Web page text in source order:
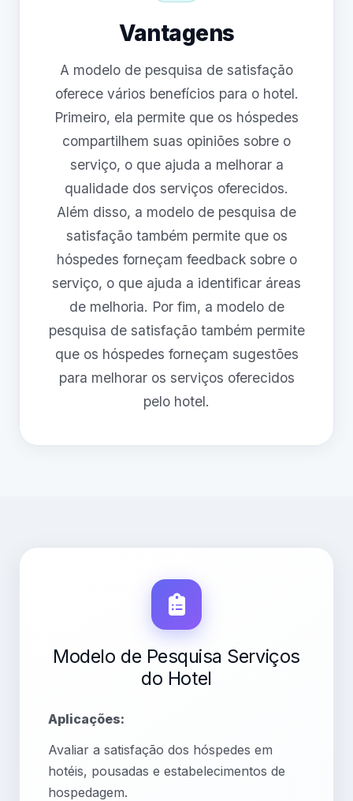
Vantagens
A modelo de pesquisa de satisfação
oferece vários benefícios para o hotel.
Primeiro, ela permite que os hóspedes
compartilhem suas opiniões sobre o
serviço, o que ajuda a melhorar a
qualidade dos serviços oferecidos.
Além disso, a modelo de pesquisa de
satisfação também permite que os
hóspedes forneçam feedback sobre o
serviço, o que ajuda a identificar áreas
de melhoria. Por fim, a modelo de
pesquisa de satisfação também permite
que os hóspedes forneçam sugestões
para melhorar os serviços oferecidos
pelo hotel.
Modelo de Pesquisa Serviços
do Hotel
Aplicações:
Avaliar a satisfação dos hóspedes em
hotéis, pousadas e estabelecimentos de
hospedagem.